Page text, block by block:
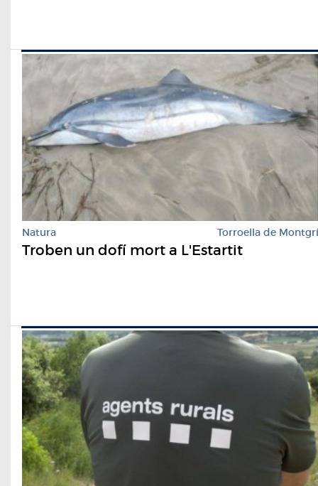
Natura Torroella de Montgrí
Troben un dofí mort a L'Estartit